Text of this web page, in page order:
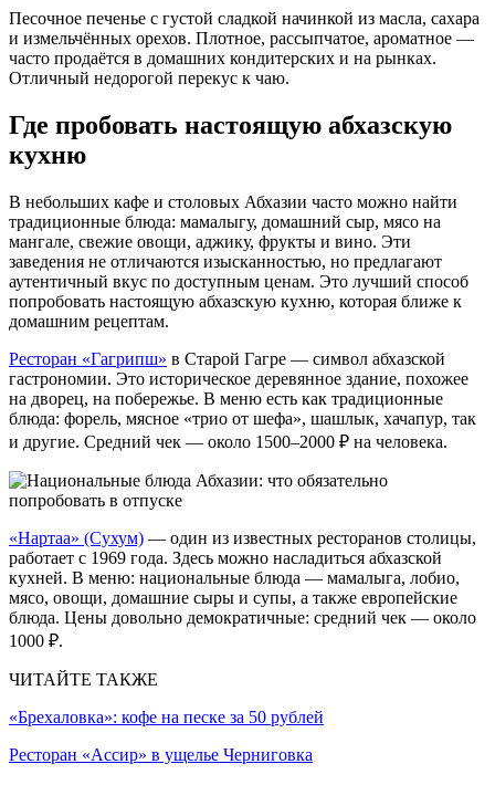
Песочное печенье с густой сладкой начинкой из масла, сахара
и измельчённых орехов. Плотное, рассыпчатое, ароматное —
часто продаётся в домашних кондитерских и на рынках.
Отличный недорогой перекус к чаю.
Где пробовать настоящую абхазскую
кухню
В небольших кафе и столовых Абхазии часто можно найти
традиционные блюда: мамалыгу, домашний сыр, мясо на
мангале, свежие овощи, аджику, фрукты и вино. Эти
заведения не отличаются изысканностью, но предлагают
аутентичный вкус по доступным ценам. Это лучший способ
попробовать настоящую абхазскую кухню, которая ближе к
домашним рецептам.
Ресторан «Гагрипш» в Старой Гагре — символ абхазской
гастрономии. Это историческое деревянное здание, похожее
на дворец, на побережье. В меню есть как традиционные
блюда: форель, мясное «трио от шефа», шашлык, хачапур, так
и другие. Средний чек — около 1500–2000 ₽ на человека.
«Нартаа» (Сухум) — один из известных ресторанов столицы,
работает с 1969 года. Здесь можно насладиться абхазской
кухней. В меню: национальные блюда — мамалыга, лобио,
мясо, овощи, домашние сыры и супы, а также европейские
блюда. Цены довольно демократичные: средний чек — около
1000 ₽.
ЧИТАЙТЕ ТАКЖЕ
«Брехаловка»: кофе на песке за 50 рублей
Ресторан «Ассир» в ущелье Черниговка